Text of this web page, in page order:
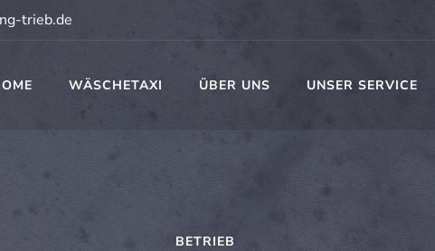
trieb.de
WÄSCHETAXI ÜBER UNS UNSER SERVICE
BETRIEB